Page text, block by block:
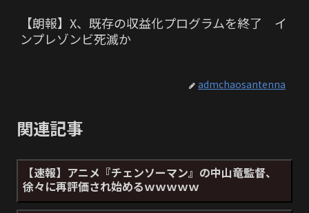
【朗報】X、既存の収益化プログラムを終了 イ
ンプレゾンビ死滅か
admchaosantenna
関連記事
【速報】アニメ『チェンソーマン』の中山竜監督、
徐々に再評価され始めるｗｗｗｗｗ